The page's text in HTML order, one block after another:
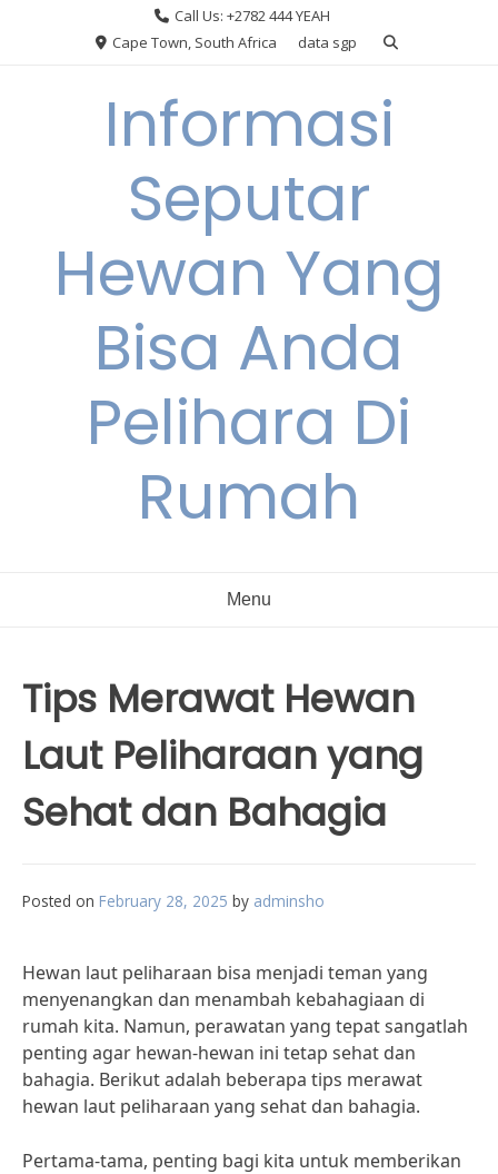
Call Us: +2782 444 YEAH
Cape Town, South Africa
data sgp
Informasi
Seputar
Hewan Yang
Bisa Anda
Pelihara Di
Rumah
Menu
Tips Merawat Hewan
Laut Peliharaan yang
Sehat dan Bahagia
Posted on February 28, 2025 by adminsho
Hewan laut peliharaan bisa menjadi teman yang
menyenangkan dan menambah kebahagiaan di
rumah kita. Namun, perawatan yang tepat sangatlah
penting agar hewan-hewan ini tetap sehat dan
bahagia. Berikut adalah beberapa tips merawat
hewan laut peliharaan yang sehat dan bahagia.
Pertama-tama, penting bagi kita untuk memberikan